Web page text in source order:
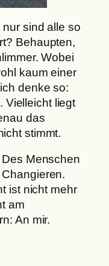
sind alle so
Behaupten,
Wobei
kaum einer
denke so:
Vielleicht liegt
das
stimmt.
Menschen
ist nicht mehr
am
An mir.